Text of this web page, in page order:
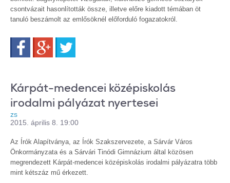
csontvázait hasonlították össze, illetve előre kiadott témában öt
tanuló beszámolt az emlősöknél előforduló fogazatokról.
FacebookGoogle+
Kárpát-medencei középiskolás
irodalmi pályázat nyertesei
zs
2015. április 8. 19:00
Az Írók Alapítványa, az Írók Szakszervezete, a Sárvár Város
Önkormányzata és a Sárvári Tinódi Gimnázium által közösen
megrendezett Kárpát-medencei középiskolás irodalmi pályázatra több
mint kétszáz mű érkezett.